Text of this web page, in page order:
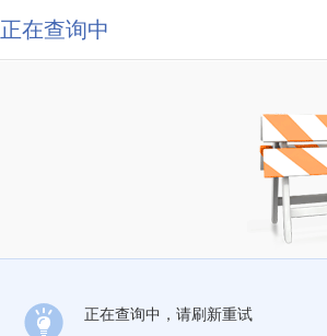
正在查询中
正在查询中，请刷新重试